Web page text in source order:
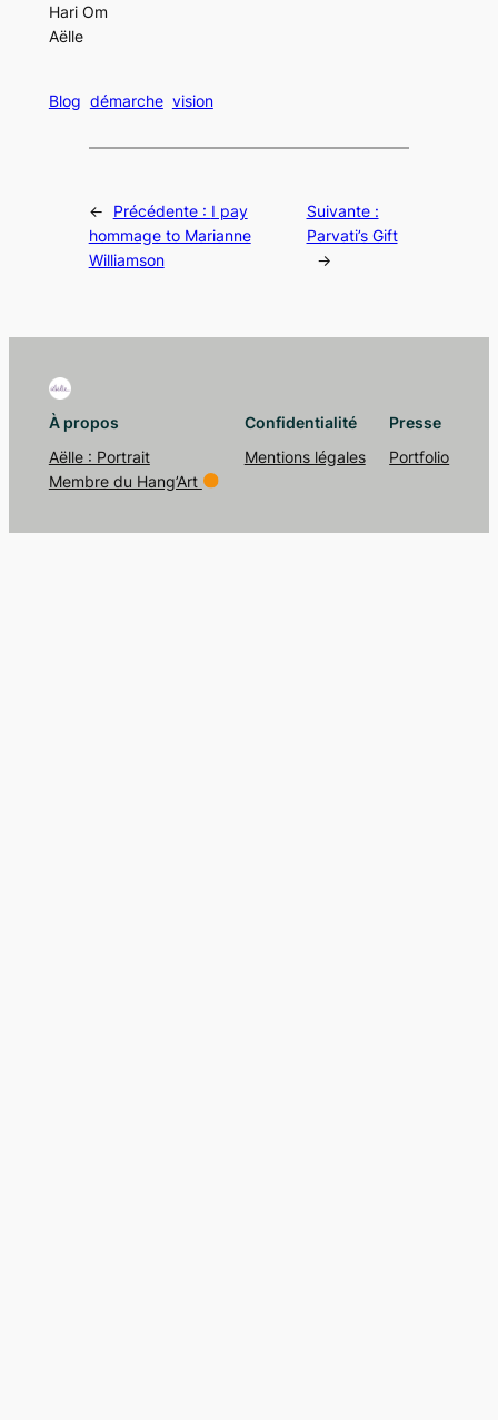
Hari Om
Aëlle
Blog démarche vision
← Précédente : I pay
hommage to Marianne
Williamson
Suivante :
Parvati’s Gift
→
À propos
Aëlle : Portrait
Membre du Hang’Art
Confidentialité
Mentions légales
Presse
Portfolio